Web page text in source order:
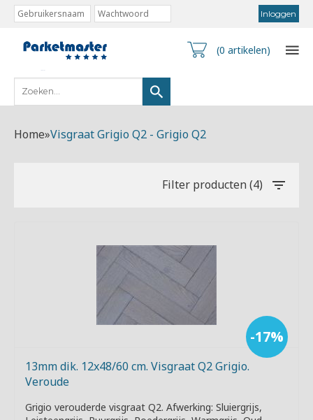
(0 artikelen)
Home»Visgraat Grigio Q2 - Grigio Q2
Filter producten (4)
-17%
13mm dik. 12x48/60 cm. Visgraat Q2 Grigio.
Veroude
Grigio verouderde visgraat Q2. Afwerking: Sluiergrijs,